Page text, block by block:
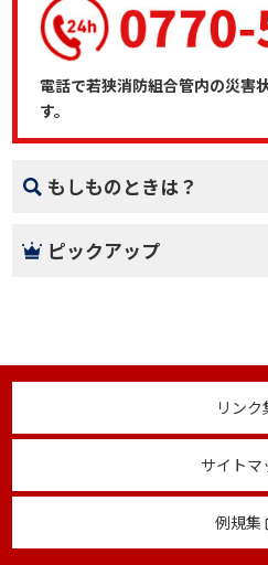
電話で若狭消防組合管内の災害
す。
もしものときは？
ピックアップ
リンク
サイトマ
例規集